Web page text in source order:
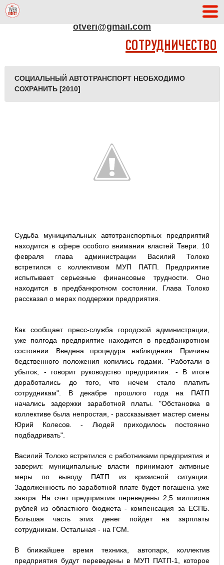
otveri@gmail.com
СОТРУДНИЧЕСТВО
СОЦИАЛЬНЫЙ АВТОТРАНСПОРТ НЕОБХОДИМО
СОХРАНИТЬ [2010]
Судьба муниципальных автотранспортных предприятий
находится в сфере особого внимания властей Твери. 10
февраля глава администрации Василий Толоко
встретился с коллективом МУП ПАТП. Предприятие
испытывает серьезные финансовые трудности. Оно
находится в предбанкротном состоянии. Глава Толоко
рассказал о мерах поддержки предприятия.
Как сообщает пресс-служба городской администрации,
уже полгода предприятие находится в предбанкротном
состоянии. Введена процедура наблюдения. Причины
бедственного положения копились годами. "Работали в
убыток, - говорит руководство предприятия. - В итоге
доработались до того, что нечем стало платить
сотрудникам". В декабре прошлого года на ПАТП
начались задержки заработной платы. "Обстановка в
коллективе была непростая, - рассказывает мастер смены
Юрий Колесов. - Людей приходилось постоянно
подбадривать".
Василий Толоко встретился с работниками предприятия и
заверил: муниципальные власти принимают активные
меры по выводу ПАТП из кризисной ситуации.
Задолженность по заработной плате будет погашена уже
завтра. На счет предприятия переведены 2,5 миллиона
рублей из областного бюджета - компенсация за ЕСПБ.
Большая часть этих денег пойдет на зарплаты
сотрудникам. Остальная - на ГСМ.
В ближайшее время техника, автопарк, коллектив
предприятия будут переведены в МУП ПАТП-1, которое